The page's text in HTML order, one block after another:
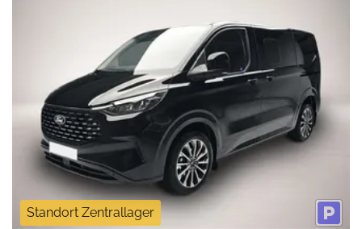
Standort Zentrallager